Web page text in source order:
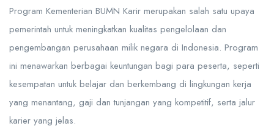
Program Kementerian BUMN Karir merupakan salah satu upaya
pemerintah untuk meningkatkan kualitas pengelolaan dan
pengembangan perusahaan milik negara di Indonesia. Program
ini menawarkan berbagai keuntungan bagi para peserta, seperti
kesempatan untuk belajar dan berkembang di lingkungan kerja
yang menantang, gaji dan tunjangan yang kompetitif, serta jalur
karier yang jelas.